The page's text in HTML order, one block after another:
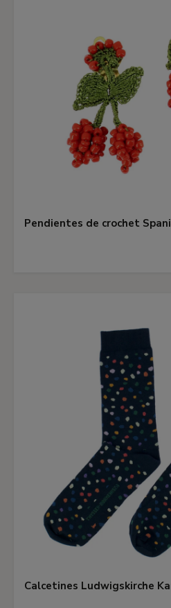
Pendientes de crochet
Calcetines Ludwigskirche